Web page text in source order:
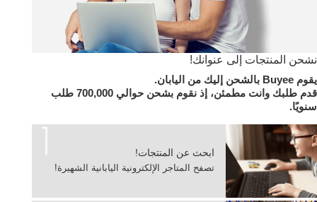
نشحن المنتجات إلى عنوانك!
يقوم Buyee بالشحن إليك من اليابان.
قدم طلبك وانت مطمئن، إذ نقوم بشحن حوالي 700,000 طلب
سنويًا.
ابحث عن المنتجات!
تصفح المتاجر الإلكترونية اليابانية الشهيرة!